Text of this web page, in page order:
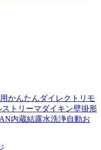
かんたんダイレクトリモ
ストリーマダイキン壁掛形
内蔵結露水洗浄自動お